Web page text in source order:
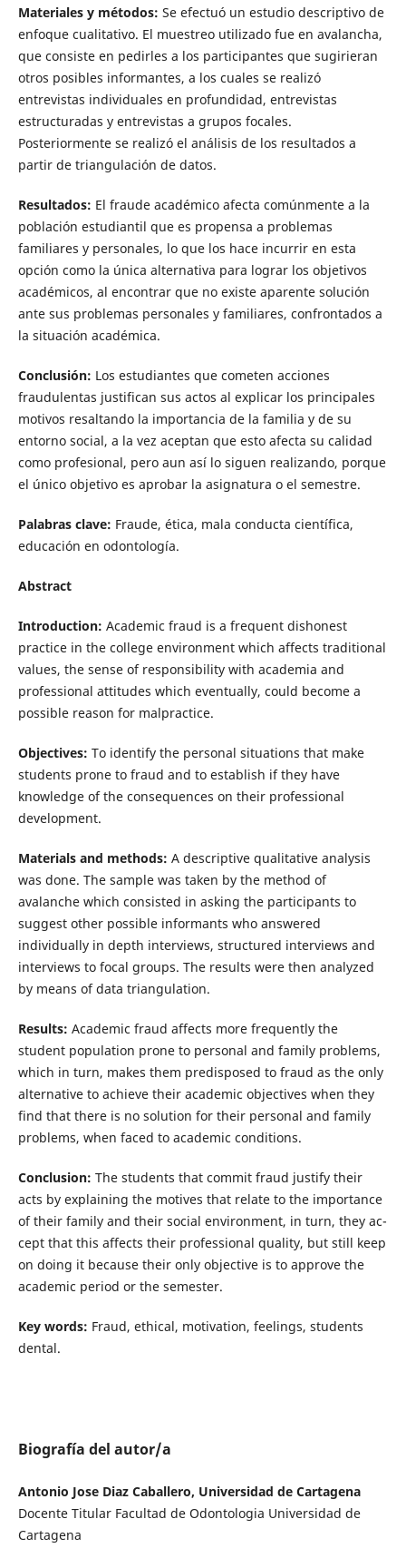
Materiales y métodos: Se efectuó un estudio descriptivo de
enfoque cualitativo. El mues­­treo utilizado fue en avalancha,
que consiste en pedirles a los participantes que sugirieran
otros posibles informantes, a los cuales se realizó
entrevistas individuales en profundidad, entrevistas
estructuradas y entrevistas a grupos focales.
Posteriormente se realizó el análisis de los resultados a
partir de triangulación de datos.
Resultados: El fraude académico afecta comúnmente a la
población estudiantil que es propensa a problemas
familiares y personales, lo que los hace incurrir en esta
opción como la única alternativa para lograr los objetivos
académicos, al encontrar que no existe aparente solución
ante sus problemas personales y familiares, confrontados a
la situación académica.
Conclusión: Los estudiantes que cometen acciones
fraudulentas justifican sus actos al explicar los principales
motivos resaltando la importancia de la familia y de su
entorno social, a la vez aceptan que esto afecta su calidad
como profesional, pero aun así lo siguen realizando, porque
el único objetivo es aprobar la asignatura o el semestre.
Palabras clave: Fraude, ética, mala conducta científica,
educación en odontología.
Abstract
Introduction: Academic fraud is a frequent dishonest
practice in the college environment which affects traditional
values, the sense of responsibility with academia and
professional attitudes which eventually, could become a
possible reason for malpractice.
Objectives: To identify the personal situations that make
students prone to fraud and to establish if they have
knowledge of the consequences on their professional
development.
Materials and methods: A descriptive qualitative analysis
was done. The sample was taken by the method of
avalanche which consisted in asking the participants to
suggest other possible informants who answered
individually in depth interviews, structured in­­terviews and
interviews to focal groups. The results were then analyzed
by means of data triangulation.
Results: Academic fraud affects more frequently the
student population prone to personal and family problems,
which in turn, makes them predisposed to fraud as the only
alterna­­tive to achieve their academic objectives when they
find that there is no solution for their personal and family
problems, when faced to academic conditions.
Conclusion: The students that commit fraud justify their
acts by explaining the motives that relate to the importance
of their family and their social environment, in turn, they ac­­
cept that this affects their professional quality, but still keep
on doing it because their only objective is to approve the
academic period or the semester.
Key words: Fraud, ethical, motivation, feelings, students
dental.
Biografía del autor/a
Antonio Jose Diaz Caballero, Universidad de Cartagena
Docente Titular Facultad de Odontologia Universidad de
Cartagena